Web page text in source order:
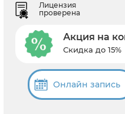
Лицензия
проверена
Акция на
Скидка до 15%
Онлайн запись